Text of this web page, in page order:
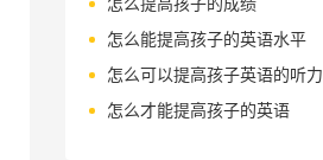
怎么能提高孩子的英语水平
怎么可以提高孩子英语的听力
怎么才能提高孩子的英语